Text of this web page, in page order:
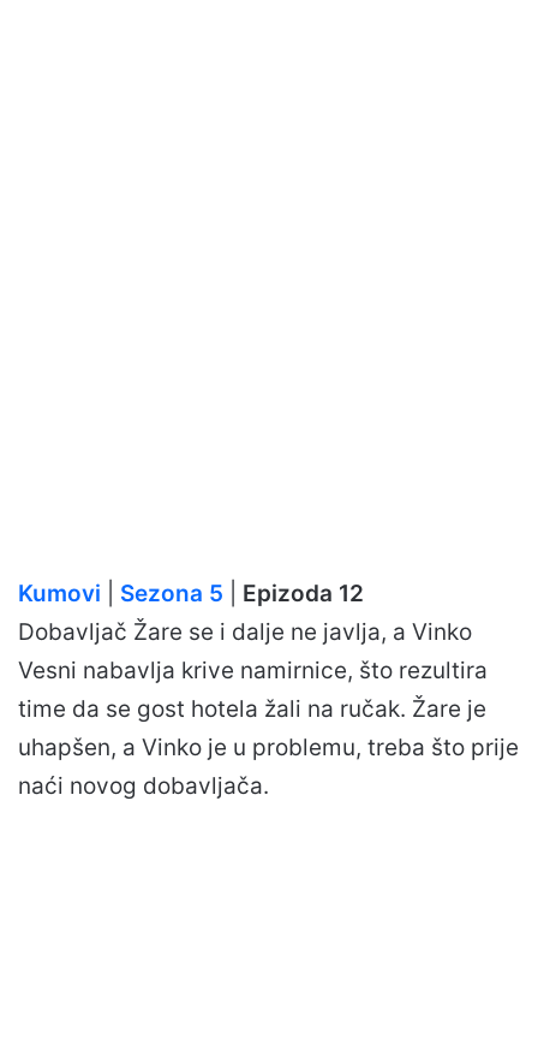
Kumovi Sezona 5
Epizoda 12
Dobavljač Žare se i dalje ne javlja, a Vinko
Vesni nabavlja krive namirnice, što rezultira
time da se gost hotela žali na ručak. Žare je
uhapšen, a Vinko je u problemu, treba što prije
naći novog dobavljača.